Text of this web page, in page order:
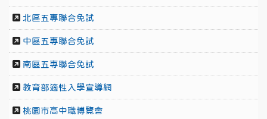
北區五專聯合免試
中區五專聯合免試
南區五專聯合免試
教育部適性入學宣導網
桃園市高中職博覽會